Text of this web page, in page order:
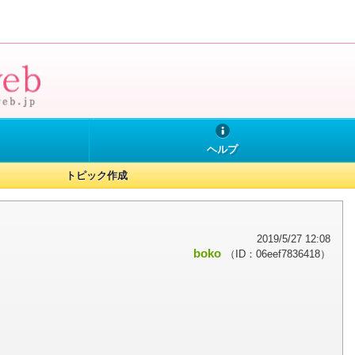
ヘルプ
トピック作成
2019/5/27 12:08
boko （ID：06eef7836418）